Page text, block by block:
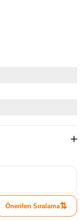
Önerilen Sıralama⇅